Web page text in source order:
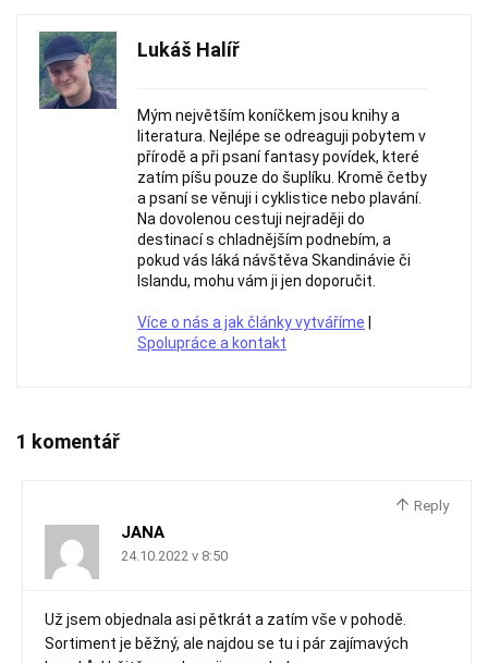
Lukáš Halíř
Mým největším koníčkem jsou knihy a
literatura. Nejlépe se odreaguji pobytem v
přírodě a při psaní fantasy povídek, které
zatím píšu pouze do šuplíku. Kromě četby
a psaní se věnuji i cyklistice nebo plavání.
Na dovolenou cestuji nejraději do
destinací s chladnějším podnebím, a
pokud vás láká návštěva Skandinávie či
Islandu, mohu vám ji jen doporučit.
Více o nás a jak články vytváříme
Spolupráce a kontakt
1 komentář
Reply
JANA
24.10.2022 v 8:50
Už jsem objednala asi pětkrát a zatím vše v pohodě.
Sortiment je běžný, ale najdou se tu i pár zajímavých